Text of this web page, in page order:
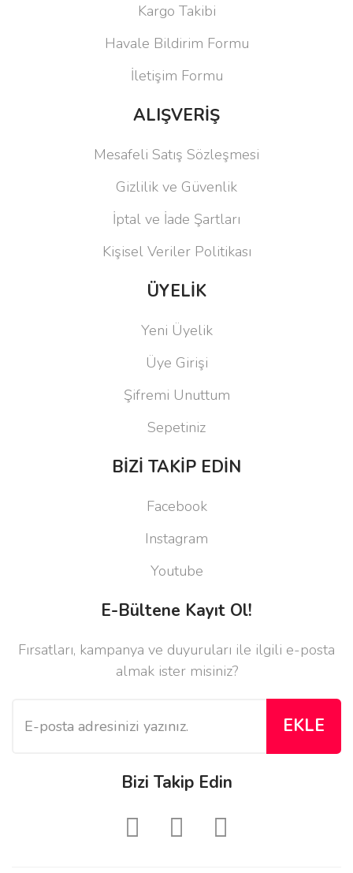
Kargo Takibi
Havale Bildirim Formu
İletişim Formu
ALIŞVERİŞ
Mesafeli Satış Sözleşmesi
Gizlilik ve Güvenlik
İptal ve İade Şartları
Kişisel Veriler Politikası
ÜYELİK
Yeni Üyelik
Üye Girişi
Şifremi Unuttum
Sepetiniz
BİZİ TAKİP EDİN
Facebook
Instagram
Youtube
E-Bültene Kayıt Ol!
Fırsatları, kampanya ve duyuruları ile ilgili e-posta
almak ister misiniz?
EKLE
Bizi Takip Edin